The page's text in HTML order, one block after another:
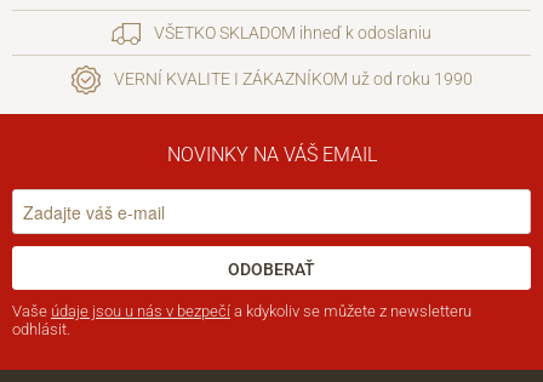
VŠETKO SKLADOM ihneď k odoslaniu
VERNÍ KVALITE I ZÁKAZNÍKOM už od roku 1990
NOVINKY NA VÁŠ EMAIL
ODOBERAŤ
Vaše údaje jsou u nás v bezpečí a kdykoliv se můžete z newsletteru
odhlásit.